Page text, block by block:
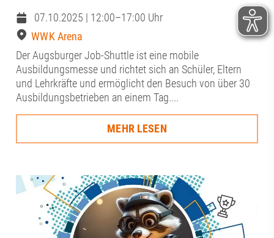
07.10.2025 | 12:00–17:00 Uhr
WWK Arena
Der Augsburger Job-Shuttle ist eine mobile
Ausbildungsmesse und richtet sich an Schüler, Eltern
und Lehrkräfte und ermöglicht den Besuch von über 30
Ausbildungsbetrieben an einem Tag....
MEHR LESEN